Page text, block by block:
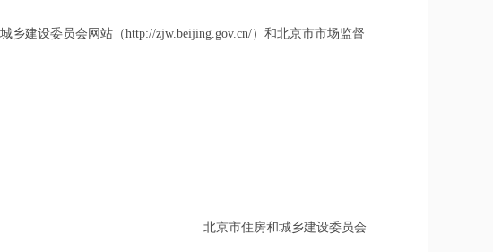
建设委员会网站（http://zjw.beijing.gov.cn/）和北京市市场监督
北京市住房和城乡建设委员会